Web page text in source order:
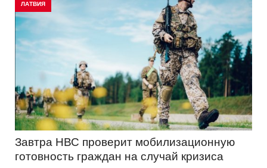
ЛАТВИЯ
Завтра НВС проверит мобилизационную
готовность граждан на случай кризиса